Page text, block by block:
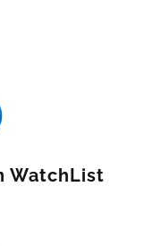
WatchList